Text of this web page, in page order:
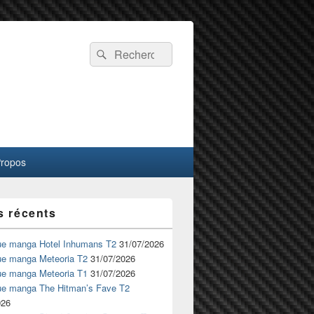
Recherche :
Rechercher
récents
manga Hotel Inhumans T2 31/07/2026
manga Meteoria T2 31/07/2026
manga Meteoria T1 31/07/2026
manga The Hitman’s Fave T2